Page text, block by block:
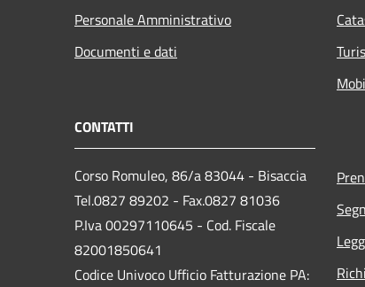
Personale Amministrativo
Documenti e dati
CONTATTI
Corso Romuleo, 86/a 83044 - Bisaccia
Tel.0827 89202 - Fax.0827 81036
P.Iva 00297110645 - Cod. Fiscale
82001850641
Codice Univoco Ufficio Fatturazione PA: